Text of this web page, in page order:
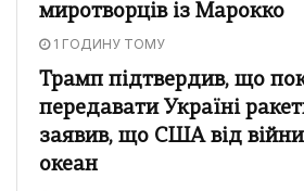
миротворців із Марокко
1 ГОДИНУ ТОМУ
Трамп підтвердив, що
передавати Україні
заявив, що США від війни
океан